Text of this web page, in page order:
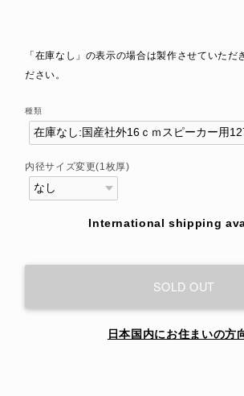
「在庫なし」の表示の場合は製作させていただ
ださい。
種類
内径サイズ変更(1枚厚)
International shipping
SOLD OUT
日本国内にお住まいの方